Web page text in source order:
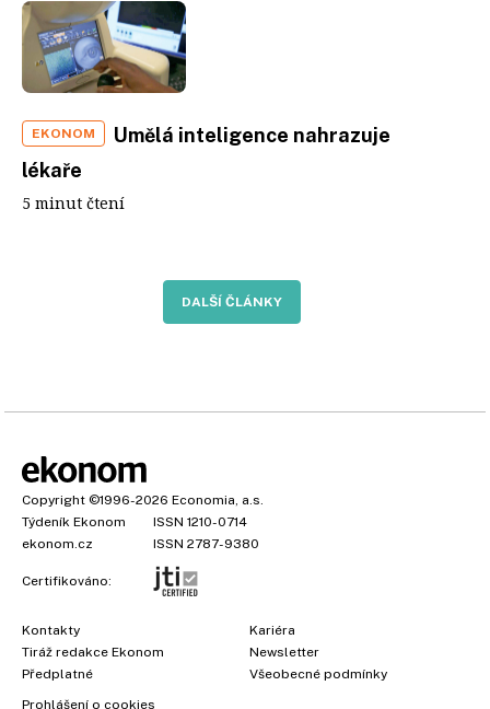
EKONOM
Umělá inteligence nahrazuje
lékaře
5 minut čtení
DALŠÍ ČLÁNKY
Copyright ©1996-2026 Economia, a.s.
Týdeník Ekonom
ISSN 1210-0714
ekonom.cz
ISSN 2787-9380
Certifikováno:
Kontakty
Tiráž redakce Ekonom
Předplatné
Kariéra
Newsletter
Všeobecné podmínky
Prohlášení o cookies